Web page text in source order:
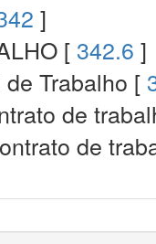
]
[ 342.6 ]
Trabalho [
de
de